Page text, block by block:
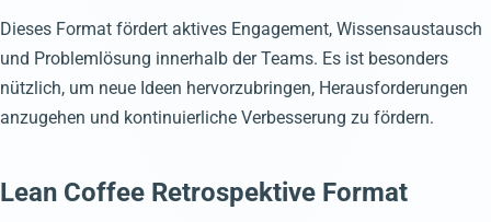
Dieses Format fördert aktives Engagement, Wissensaustausch
und Problemlösung innerhalb der Teams. Es ist besonders
nützlich, um neue Ideen hervorzubringen, Herausforderungen
anzugehen und kontinuierliche Verbesserung zu fördern.
Lean Coffee Retrospektive Format